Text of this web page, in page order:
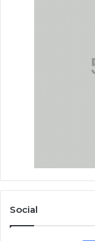
Social